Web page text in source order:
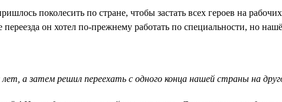
поколесить по стране, чтобы застать всех героев на
он хотел по-прежнему работать по специальности, но
а затем решил переехать с одного конца нашей страны на